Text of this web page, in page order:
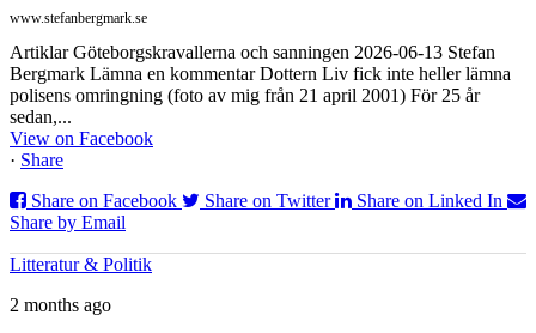
www.stefanbergmark.se
Artiklar Göteborgskravallerna och sanningen 2026-06-13 Stefan
Bergmark Lämna en kommentar Dottern Liv fick inte heller lämna
polisens omringning (foto av mig från 21 april 2001) För 25 år
sedan,...
View on Facebook
· Share
Share on Facebook
Share on Twitter
Share on Linked In
Share by Email
Litteratur & Politik
2 months ago